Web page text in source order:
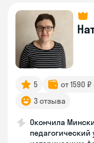
5 от 1590
3 отзыва
Окончила
педагогический